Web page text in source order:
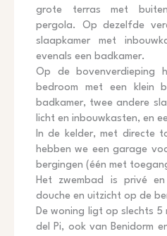
grote terras met
pergola. Op dezelfde
slaapkamer met
evenals een badkamer.
Op de bovenverdieping
bedroom met een klein
badkamer, twee andere
licht en inbouwkasten, en
In de kelder, met directe
hebben we een garage
bergingen (één met
Het zwembad is privé
douche en uitzicht op de
De woning ligt op slechts
del Pi, ook van Benidorm